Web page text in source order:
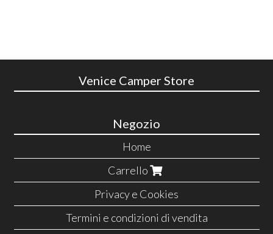
Venice Camper Store
Negozio
Home
Carrello
Privacy e Cookies
Termini e condizioni di vendita